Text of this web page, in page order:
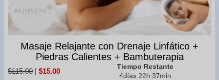
Masaje Relajante con Drenaje Linfático +
Piedras Calientes + Bambuterapia
$115.00 | $15.00
Tiempo Restante
4días 22h 37min